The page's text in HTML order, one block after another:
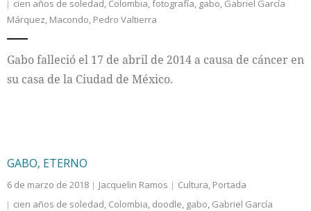
cien años de soledad, Colombia,fotografía, gabo, Gabriel García
Márquez, Macondo, Pedro Valtierra
Gabo falleció el 17 de abril de 2014 a causa de cáncer en
su casa de la Ciudad de México.
GABO, ETERNO
6 de marzo de 2018 Jacquelin Ramos Cultura, Portada
cien años de soledad, Colombia, doodle, gabo, Gabriel García